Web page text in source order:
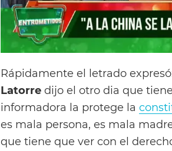
Rápidamente el letrado
Latorre dijo el otro dia que
informadora la protege la
es mala persona, es mala
que tiene que ver con el